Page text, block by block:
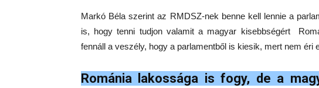
Markó Béla szerint az RMDSZ-nek benne kell lennie a
is, hogy tenni tudjon valamit a magyar kisebbségért
fennáll a veszély, hogy a parlamentből is kiesik, mert nem éri
Románia lakossága is fogy, de a